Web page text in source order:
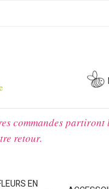
commandes partiront
retour.
EN